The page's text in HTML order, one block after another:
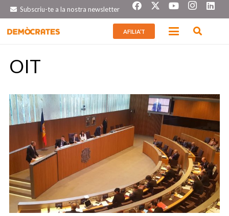
Subscriu-te a la nostra newsletter
AFILIA’T
OIT